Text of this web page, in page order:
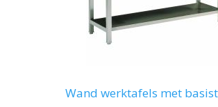
Wand werktafels met